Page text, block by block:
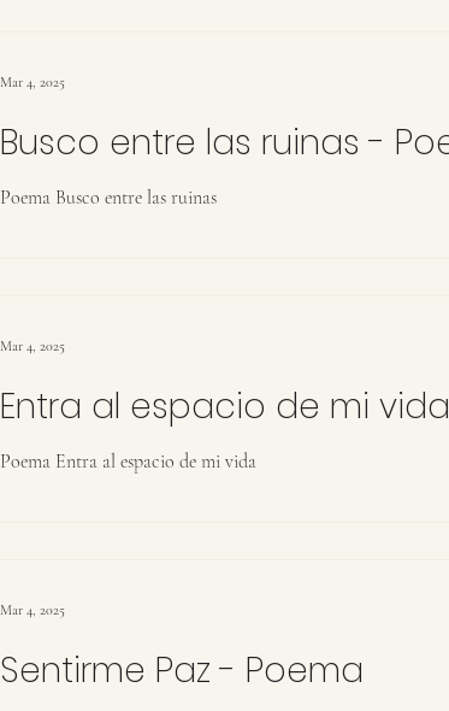
Busco entre las ruinas -
Poema Busco entre las ruinas
Mar 4, 2025
Entra al espacio de mi
Poema Entra al espacio de mi vida
Mar 4, 2025
Sentirme Paz - Poema
Mar 4, 2025